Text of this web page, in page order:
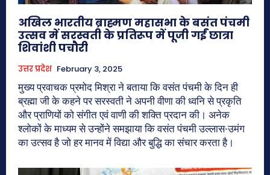
अखिल भारतीय ब्राह्मण महासभा के बसंत पंचमी
उत्सव में सरस्वती के प्रतिरूप में पूजी गईं छात्रा
शिवांशी पचौरी
उत्तर प्रदेश February 3, 2025
मुख्य प्रवाचक प्रमोद मिश्रा ने बताया कि वसंत पंचमी के दिन ही
ब्रह्मा जी के कहने पर सरस्वती ने अपनी वीणा की ध्वनि से प्रकृति
और प्राणियों को संगीत एवं वाणी की शक्ति प्रदान की। अनेक
श्लोकों के माध्यम से उन्होंने समझाया कि वसंत पंचमी उल्लास-उमंग
का उत्सव है जो हर मानव में विद्या और बुद्धि का संचार करता है।